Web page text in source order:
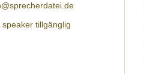
tillgänglig